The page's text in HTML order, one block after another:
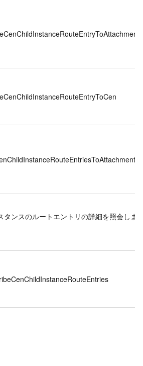
タンスのルートエントリの詳細を照会しま